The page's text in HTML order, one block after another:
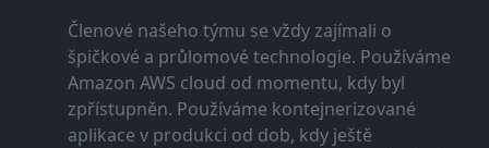
Členové našeho týmu se vždy zajímali o
špičkové a průlomové technologie. Používáme
Amazon AWS cloud od momentu, kdy byl
zpřístupněn. Používáme kontejnerizované
aplikace v produkci od dob, kdy ještě